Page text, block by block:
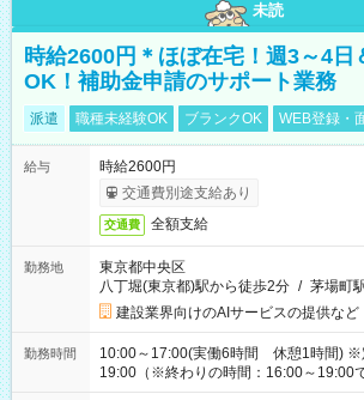
未読
時給2600円＊ほぼ在宅！週3～4日
OK！補助金申請のサポート業務
派遣 職種未経験OK ブランクOK WEB登録・
給与
時給2600円
交通費別途支給あり
交通費 全額支給
勤務地
東京都中央区
八丁堀(東京都)駅から徒歩2分 / 茅場町
建設業界向けのAIサービスの提供など
勤務時間
10:00～17:00(実働6時間 休憩1時間) ※
19:00（※終わりの時間：16:00～19:00